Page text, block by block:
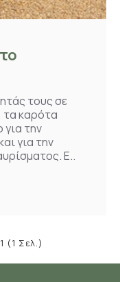
τους σε
τα καρότα
την
για την
Ε..
(1 Σελ.)